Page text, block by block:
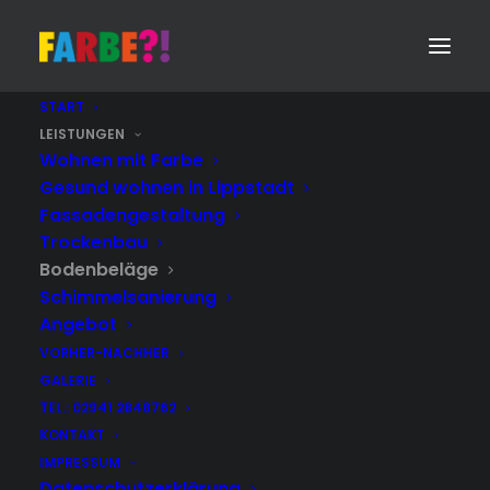
START
LEISTUNGEN
Wohnen mit Farbe
Gesund wohnen in Lippstadt
Fassadengestaltung
Trockenbau
Bodenbeläge
Schimmelsanierung
Angebot
VORHER-NACHHER
GALERIE
TEL.: 02941 2848762
KONTAKT
IMPRESSUM